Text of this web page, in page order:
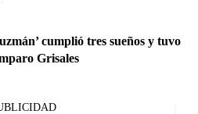
cumplió tres sueños y tuvo
Grisales